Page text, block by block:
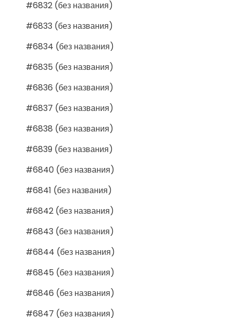
#6832 (без названия)
#6833 (без названия)
#6834 (без названия)
#6835 (без названия)
#6836 (без названия)
#6837 (без названия)
#6838 (без названия)
#6839 (без названия)
#6840 (без названия)
#6841 (без названия)
#6842 (без названия)
#6843 (без названия)
#6844 (без названия)
#6845 (без названия)
#6846 (без названия)
#6847 (без названия)